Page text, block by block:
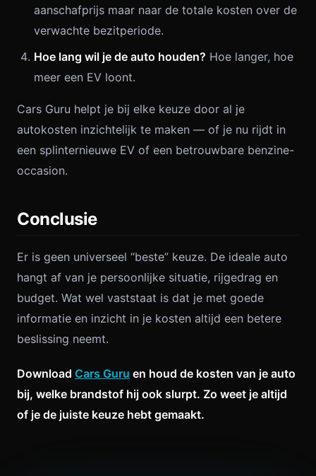
aanschafprijs maar naar de totale kosten over de
verwachte bezitperiode.
Hoe lang wil je de auto houden? Hoe langer, hoe
meer een EV loont.
Cars Guru helpt je bij elke keuze door al je
autokosten inzichtelijk te maken — of je nu rijdt in
een splinternieuwe EV of een betrouwbare benzine-
occasion.
Conclusie
Er is geen universeel “beste” keuze. De ideale auto
hangt af van je persoonlijke situatie, rijgedrag en
budget. Wat wel vaststaat is dat je met goede
informatie en inzicht in je kosten altijd een betere
beslissing neemt.
Download Cars Guru en houd de kosten van je auto
bij, welke brandstof hij ook slurpt. Zo weet je altijd
of je de juiste keuze hebt gemaakt.